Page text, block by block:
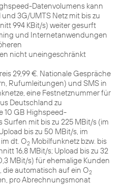
Datenvolumens kann
3G/UMTS Netz mit bis zu
994 KBit/s) weiter gesurft
und Internetanwendungen
nicht uneingeschränkt
29,99 €. Nationale Gespräche
Rufumleitungen) und SMS in
eine Festnetznummer für
Deutschland zu
10 GB Highspeed-
mit bis zu 225 MBit/s (im
bis zu 50 MBit/s, im
dt. O2 Mobilfunknetz bzw. bis
16,8 MBit/s; Upload bis zu 32
MBit/s) für ehemalige Kunden
die automatisch auf ein O2
pro Abrechnungsmonat